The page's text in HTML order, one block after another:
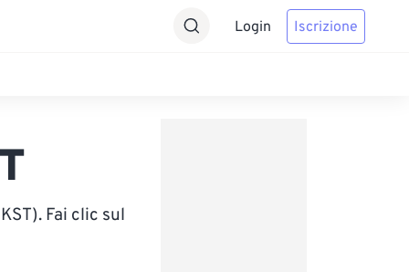
Login Iscrizione
Fai clic sul